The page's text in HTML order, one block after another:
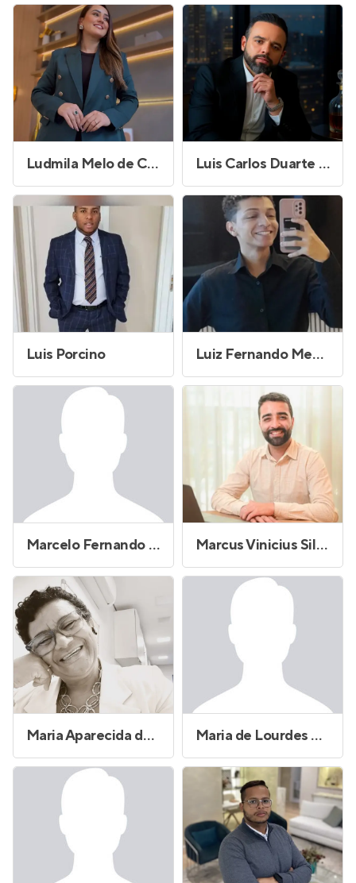
Ludmila Melo de Carvalho Luis Carlos Duarte Filho
Luis Porcino Luiz Fernando Medeiros da Silva
Marcelo Fernando Goncalves Marcus Vinicius Silva Rodrigues dos Santos
Maria Aparecida de Souza Maria de Lourdes Avanço de Toledo